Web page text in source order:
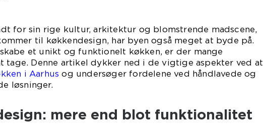
for sin rige kultur, arkitektur og blomstrende madscene,
til køkkendesign, har byen også meget at byde på.
et unikt og funktionelt køkken, er der mange
tage. Denne artikel dykker ned i de vigtige aspekter ved at
i Aarhus og undersøger fordelene ved håndlavede og
løsninger.
mere end blot funktionalitet